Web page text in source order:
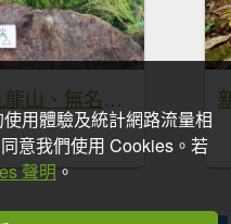
新北 平溪 石燭尖、九龍山、無名尖、中埔崙
用體驗及統計網路流量相
意我們使用 Cookies。若
聲明 。